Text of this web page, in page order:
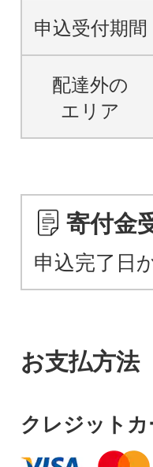
申込受付期間
配達外の
エリア
寄付金
申込完了日
お支払方法
クレジット